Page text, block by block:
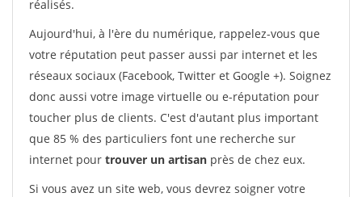
réalisés.
Aujourd'hui, à l'ère du numérique, rappelez-vous que
votre réputation peut passer aussi par internet et les
réseaux sociaux (Facebook, Twitter et Google +). Soignez
donc aussi votre image virtuelle ou e-réputation pour
toucher plus de clients. C'est d'autant plus important
que 85 % des particuliers font une recherche sur
internet pour trouver un artisan près de chez eux.
Si vous avez un site web, vous devrez soigner votre